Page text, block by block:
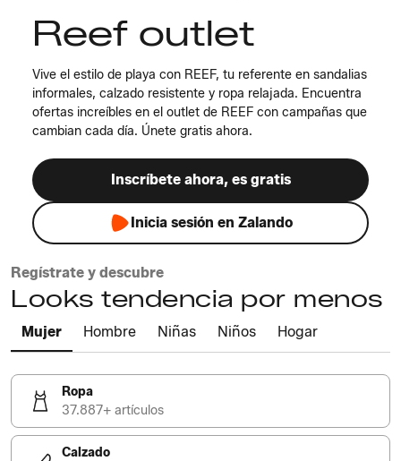
Reef outlet
Vive el estilo de playa con REEF, tu referente en sandalias
informales, calzado resistente y ropa relajada. Encuentra
ofertas increíbles en el outlet de REEF con campañas que
cambian cada día. Únete gratis ahora.
Inscríbete ahora, es gratis
Inicia sesión en Zalando
Regístrate y descubre
Looks tendencia por menos
Mujer Hombre Niñas Niños Hogar
Ropa
37.887+ artículos
Calzado